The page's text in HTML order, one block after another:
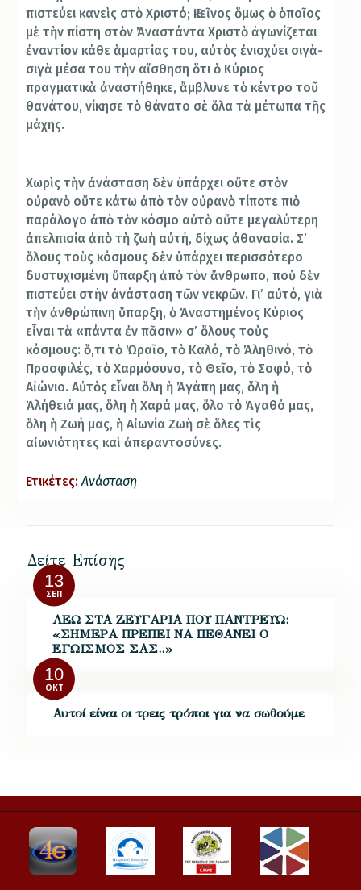
πιστεύει κανεὶς στὸ Χριστό; Ἐκεῖνος ὅμως ὁ ὁποῖος
μὲ τὴν πίστη στὸν Ἀναστάντα Χριστὸ ἀγωνίζεται
ἐναντίον κάθε ἁμαρτίας του, αὐτὸς ἐνισχύει σιγὰ-
σιγὰ μέσα του τὴν αἴσθηση ὅτι ὁ Κύριος
πραγματικὰ ἀναστήθηκε, ἄμβλυνε τὸ κέντρο τοῦ
θανάτου, νίκησε τὸ θάνατο σὲ ὅλα τὰ μέτωπα τῆς
μάχης.
Χωρὶς τὴν ἀνάσταση δὲν ὑπάρχει οὔτε στὸν
οὐρανὸ οὔτε κάτω ἀπὸ τὸν οὐρανὸ τίποτε πιὸ
παράλογο ἀπὸ τὸν κόσμο αὐτὸ οὔτε μεγαλύτερη
ἀπελπισία ἀπὸ τὴ ζωὴ αὐτή, δίχως ἀθανασία. Σ’
ὅλους τοὺς κόσμους δὲν ὑπάρχει περισσότερο
δυστυχισμένη ὕπαρξη ἀπὸ τὸν ἄνθρωπο, ποὺ δὲν
πιστεύει στὴν ἀνάσταση τῶν νεκρῶν. Γι’ αὐτό, γιὰ
τὴν ἀνθρώπινη ὕπαρξη, ὁ Ἀναστημένος Κύριος
εἶναι τὰ «πάντα ἐν πᾶσιν» σ’ ὅλους τοὺς
κόσμους: ὅ,τι τὸ Ὡραῖο, τὸ Καλό, τὸ Ἀληθινό, τὸ
Προσφιλές, τὸ Χαρμόσυνο, τὸ Θεῖο, τὸ Σοφό, τὸ
Αἰώνιο. Αὐτὸς εἶναι ὅλη ἡ Ἀγάπη μας, ὅλη ἡ
Ἀλήθειά μας, ὅλη ἡ Χαρά μας, ὅλο τὸ Ἀγαθό μας,
ὅλη ἡ Ζωή μας, ἡ Αἰωνία Ζωὴ σὲ ὅλες τὶς
αἰωνιότητες καὶ ἀπεραντοσύνες.
Ετικέτες: Ανάσταση
Δείτε Επίσης
13
ΣΕΠ
ΛΕΩ ΣΤΑ ΖΕΥΓΑΡΙΑ ΠΟΥ ΠΑΝΤΡΕΥΩ:
«ΣΗΜΕΡΑ ΠΡΕΠΕΙ ΝΑ ΠΕΘΑΝΕΙ Ο
ΕΓΩΙΣΜΟΣ ΣΑΣ..»
10
ΟΚΤ
Αυτοί είναι οι τρεις τρόποι για να σωθούμε